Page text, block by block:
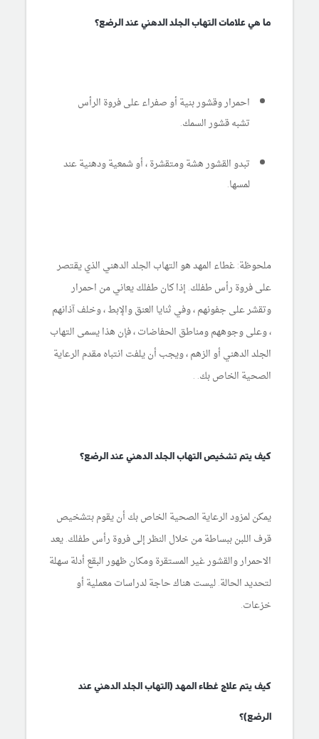
ما هي علامات التهاب الجلد الدهني عند الرضع؟
احمرار وقشور بنية أو صفراء على فروة الرأس
تشبه قشور السمك.
تبدو القشور هشة ومتقشرة ، أو شمعية ودهنية عند
لمسها.
ملحوظة: غطاء المهد هو التهاب الجلد الدهني الذي يقتصر
على فروة رأس طفلك. إذا كان طفلك يعاني من احمرار
وتقشر على جفونهم ، وفي ثنايا العنق والإبط ، وخلف آذانهم
، وعلى وجوههم ومناطق الحفاضات ، فإن هذا يسمى التهاب
الجلد الدهني أو الزهم ، ويجب أن يلفت انتباه مقدم الرعاية
الصحية الخاص بك. .
كيف يتم تشخيص التهاب الجلد الدهني عند الرضع؟
يمكن لمزود الرعاية الصحية الخاص بك أن يقوم بتشخيص
قرف اللبن ببساطة من خلال النظر إلى فروة رأس طفلك. يعد
الاحمرار والقشور غير المستقرة ومكان ظهور البقع أدلة سهلة
لتحديد الحالة. ليست هناك حاجة لدراسات معملية أو
خزعات.
كيف يتم علاج غطاء المهد (التهاب الجلد الدهني عند
الرضع)؟